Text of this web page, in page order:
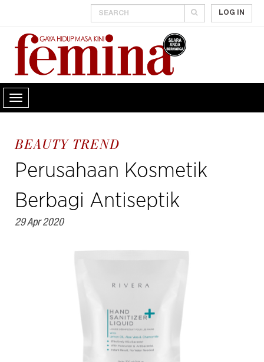
LOG IN
BEAUTY TREND
Perusahaan Kosmetik
Berbagi Antiseptik
29 Apr 2020